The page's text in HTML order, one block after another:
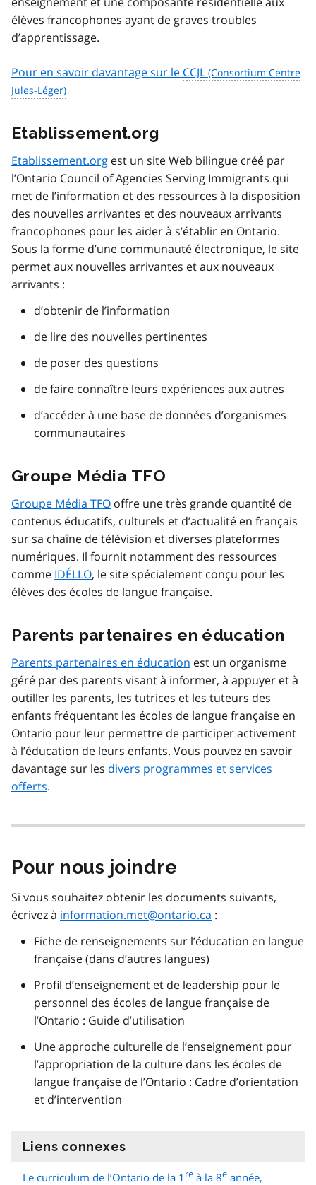
élèves francophones ayant de graves troubles
d’apprentissage.
Pour en savoir davantage sur le CCJL
Etablissement.org
Etablissement.org est un site Web bilingue créé par
l’Ontario Council of Agencies Serving Immigrants qui
met de l’information et des ressources à la disposition
des nouvelles arrivantes et des nouveaux arrivants
francophones pour les aider à s’établir en Ontario.
Sous la forme d’une communauté électronique, le site
permet aux nouvelles arrivantes et aux nouveaux
arrivants :
d’obtenir de l’information
de lire des nouvelles pertinentes
de poser des questions
de faire connaître leurs expériences aux autres
d’accéder à une base de données d’organismes
communautaires
Groupe Média TFO
Groupe Média TFO offre une très grande quantité de
contenus éducatifs, culturels et d’actualité en français
sur sa chaîne de télévision et diverses plateformes
numériques. Il fournit notamment des ressources
comme IDÉLLO, le site spécialement conçu pour les
élèves des écoles de langue française.
Parents partenaires en éducation
Parents partenaires en éducation est un organisme
géré par des parents visant à informer, à appuyer et à
outiller les parents, les tutrices et les tuteurs des
enfants fréquentant les écoles de langue française en
Ontario pour leur permettre de participer activement
à l’éducation de leurs enfants. Vous pouvez en savoir
davantage sur les divers programmes et services
offerts.
Pour nous joindre
Si vous souhaitez obtenir les documents suivants,
écrivez à information.met@ontario.ca :
Fiche de renseignements sur l’éducation en langue
française (dans d’autres langues)
Profil d’enseignement et de leadership pour le
personnel des écoles de langue française de
l’Ontario : Guide d’utilisation
Une approche culturelle de l’enseignement pour
l’appropriation de la culture dans les écoles de
langue française de l’Ontario : Cadre d’orientation
et d’intervention
Liens connexes
Le curriculum de l’Ontario de la 1 re à la 8e année,